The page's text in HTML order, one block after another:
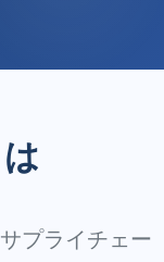
プライチェー